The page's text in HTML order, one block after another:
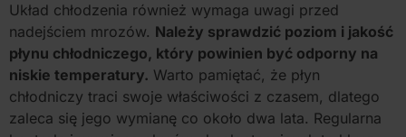
Układ chłodzenia również wymaga uwagi przed
nadejściem mrozów. Należy sprawdzić poziom i jakość
płynu chłodniczego, który powinien być odporny na
niskie temperatury. Warto pamiętać, że płyn
chłodniczy traci swoje właściwości z czasem, dlatego
zaleca się jego wymianę co około dwa lata. Regularna